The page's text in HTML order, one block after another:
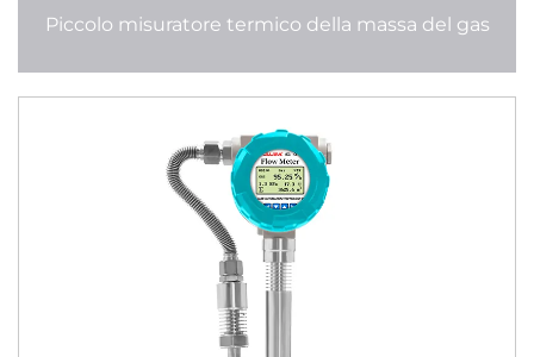
Piccolo misuratore termico della massa del gas